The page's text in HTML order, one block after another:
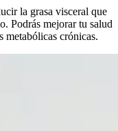
la grasa visceral que
Podrás mejorar tu salud
metabólicas crónicas.